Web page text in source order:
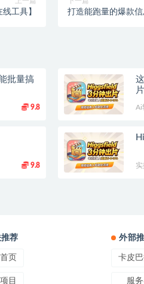
工具】 打造能跑量的爆款
批量搞
9.8
片
Ai
9.8 实
荐
页
目
外部
卡皮
服